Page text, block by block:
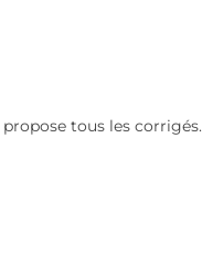
tous les corrigés.